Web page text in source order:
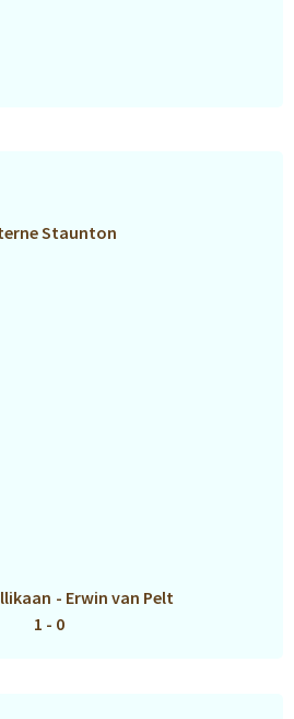
Staunton
- Erwin van Pelt
1 - 0